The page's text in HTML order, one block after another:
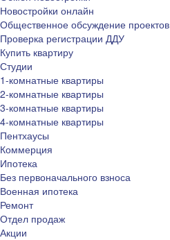
Новостройки онлайн
Общественное обсуждение проектов
Проверка регистрации ДДУ
Купить квартиру
Студии
1-комнатные квартиры
2-комнатные квартиры
3-комнатные квартиры
4-комнатные квартиры
Пентхаусы
Коммерция
Ипотека
Без первоначального взноса
Военная ипотека
Ремонт
Отдел продаж
Акции